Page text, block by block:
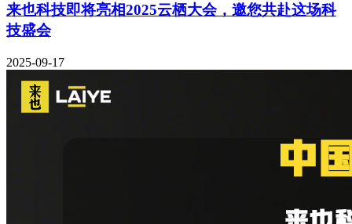
来也科技即将亮相2025云栖大会，邀您共赴这场科
技盛会
2025-09-17